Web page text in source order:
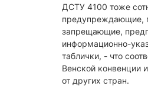
ДСТУ 4100 тоже
предупреждающие,
запрещающие,
информационно-
таблички, - что
Венской конвенции
от других стран.